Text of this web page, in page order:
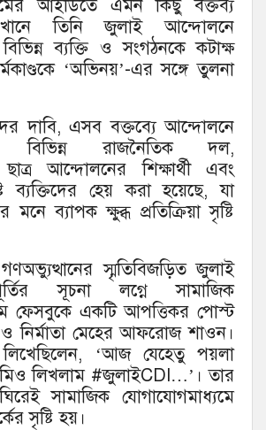
আইডিতে এমন কিছু বক্তব্য
তিনি জুলাই আন্দোলনে
ব্যক্তি ও সংগঠনকে কটাক্ষ
‘অভিনয়’-এর সঙ্গে তুলনা
দাবি, এসব বক্তব্যে আন্দোলনে
বিভিন্ন রাজনৈতিক দল,
ছাত্র আন্দোলনের শিক্ষার্থী এবং
ব্যক্তিদের হেয় করা হয়েছে, যা
মনে ব্যাপক ক্ষুব্ধ প্রতিক্রিয়া সৃষ্টি
স্মৃতিবিজড়িত জুলাই
সূচনা লগ্নে সামাজিক
ফেসবুকে একটি আপত্তিকর পোস্ট
ও নির্মাতা মেহের আফরোজ শাওন।
লিখেছিলেন, ‘আজ যেহেতু পয়লা
লিখলাম #জুলাইCDI…’। তার
সামাজিক যোগাযোগমাধ্যমে
সৃষ্টি হয়।